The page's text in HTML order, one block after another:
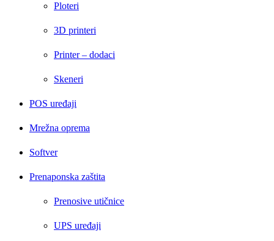
Ploteri
3D printeri
Printer – dodaci
Skeneri
POS uređaji
Mrežna oprema
Softver
Prenaponska zaštita
Prenosive utičnice
UPS uređaji